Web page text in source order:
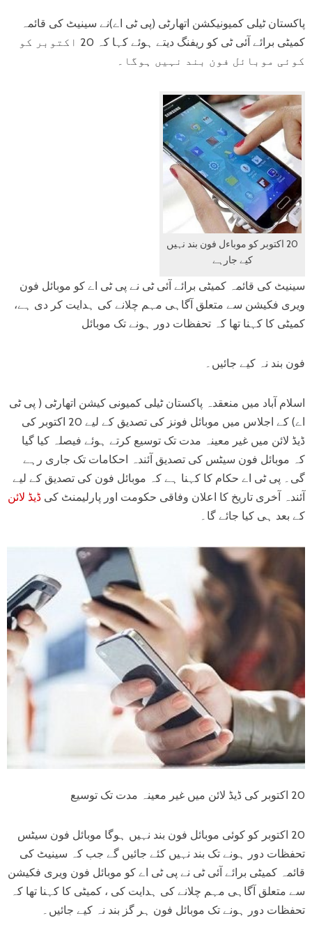
پاکستان ٹیلی کمیونیکشن اتھارٹی (پی ٹی اے)نے سینیٹ کی قائمہ
کمیٹی برائے آئی ٹی کو ریفنگ دیتے ہوئے کہا کہ 20 اکتوبر کو
کوئی موبائل فون بند نہیں ہوگا۔
20 اکتوبر کو موباءل فون بند نہیں
کیے جارہے
سینیٹ کی قائمہ کمیٹی برائے آئی ٹی نے پی ٹی اے کو موبائل فون
ویری فکیشن سے متعلق آگاہی مہم چلانے کی ہدایت کر دی ہے،
کمیٹی کا کہنا تھا کہ تحفظات دور ہونے تک موبائل
فون بند نہ کیے جائیں۔
اسلام آباد میں منعقدہ پاکستان ٹیلی کمیونی کیشن اتھارٹی ( پی ٹی
اے) کے اجلاس میں موبائل فونز کی تصدیق کے لیے 20 اکتوبر کی
ڈیڈ لائن میں غیر معینہ مدت تک توسیع کرتے ہوئے فیصلہ کیا گیا
کہ موبائل فون سیٹس کی تصدیق آئندہ احکامات تک جاری رہے
گی۔ پی ٹی اے حکام کا کہنا ہے کہ موبائل فون کی تصدیق کے لیے
آئندہ آخری تاریخ کا اعلان وفاقی حکومت اور پارلیمنٹ کی ڈیڈ لائن
کے بعد ہی کیا جائے گا۔
20 اکتوبر کی ڈیڈ لائن میں غیر معینہ مدت تک توسیع
20 اکتوبر کو کوئی موبائل فون بند نہیں ہوگا موبائل فون سیٹس
تحفظات دور ہونے تک بند نہیں کئے جائیں گے جب کہ سینیٹ کی
قائمہ کمیٹی برائے آئی ٹی نے پی ٹی اے کو موبائل فون ویری فکیشن
سے متعلق آگاہی مہم چلانے کی ہدایت کی ، کمیٹی کا کہنا تھا کہ
تحفظات دور ہونے تک موبائل فون ہر گز بند نہ کیے جائیں۔